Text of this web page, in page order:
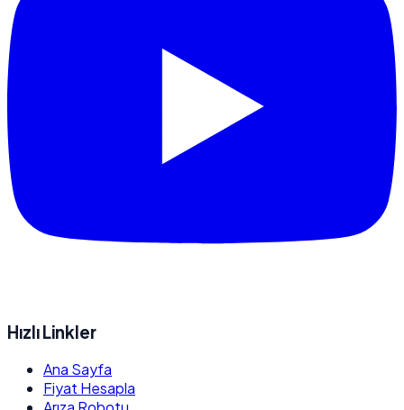
Hızlı Linkler
Ana Sayfa
Fiyat Hesapla